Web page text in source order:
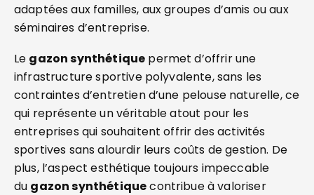
adaptées aux familles, aux groupes d’amis ou aux
séminaires d’entreprise.
Le gazon synthétique permet d’offrir une
infrastructure sportive polyvalente, sans les
contraintes d’entretien d’une pelouse naturelle, ce
qui représente un véritable atout pour les
entreprises qui souhaitent offrir des activités
sportives sans alourdir leurs coûts de gestion. De
plus, l’aspect esthétique toujours impeccable
du gazon synthétiquecontribue à valoriser